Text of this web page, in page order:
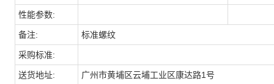
性能参数:
备注: 标准螺纹
采购标准:
送货地址: 广州市黄埔区云埔工业区康达路1号